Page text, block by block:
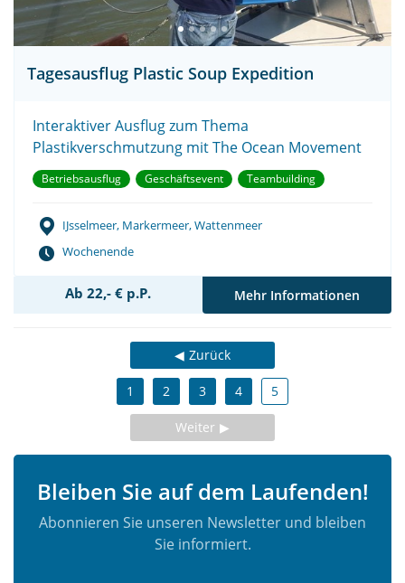
Tagesausflug Plastic Soup Expedition
Interaktiver Ausflug zum Thema
Plastikverschmutzung mit The Ocean Movement
Betriebsausflug Geschäftsevent Teambuilding
IJsselmeer, Markermeer, Wattenmeer
Wochenende
Ab 22,- € p.P. Mehr Informationen
Zurück
1 2 3 4 5
Weiter
Bleiben Sie auf dem Laufenden!
Abonnieren Sie unseren Newsletter und bleiben
Sie informiert.